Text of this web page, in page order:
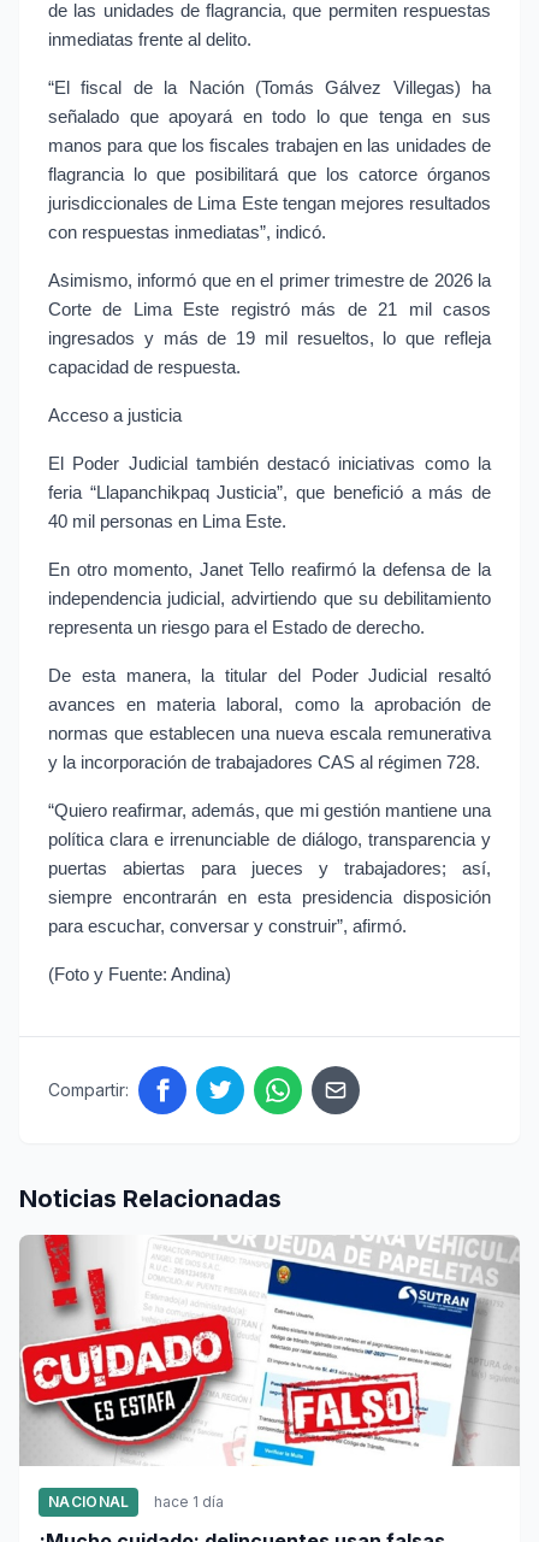
de las unidades de flagrancia, que permiten respuestas
inmediatas frente al delito.
“El fiscal de la Nación (Tomás Gálvez Villegas) ha
señalado que apoyará en todo lo que tenga en sus
manos para que los fiscales trabajen en las unidades de
flagrancia lo que posibilitará que los catorce órganos
jurisdiccionales de Lima Este tengan mejores resultados
con respuestas inmediatas”, indicó.
Asimismo, informó que en el primer trimestre de 2026 la
Corte de Lima Este registró más de 21 mil casos
ingresados y más de 19 mil resueltos, lo que refleja
capacidad de respuesta.
Acceso a justicia
El Poder Judicial también destacó iniciativas como la
feria “Llapanchikpaq Justicia”, que benefició a más de
40 mil personas en Lima Este.
En otro momento, Janet Tello reafirmó la defensa de la
independencia judicial, advirtiendo que su debilitamiento
representa un riesgo para el Estado de derecho.
De esta manera, la titular del Poder Judicial resaltó
avances en materia laboral, como la aprobación de
normas que establecen una nueva escala remunerativa
y la incorporación de trabajadores CAS al régimen 728.
“Quiero reafirmar, además, que mi gestión mantiene una
política clara e irrenunciable de diálogo, transparencia y
puertas abiertas para jueces y trabajadores; así,
siempre encontrarán en esta presidencia disposición
para escuchar, conversar y construir”, afirmó.
(Foto y Fuente: Andina)
Compartir:
Noticias Relacionadas
NACIONAL hace 1 día